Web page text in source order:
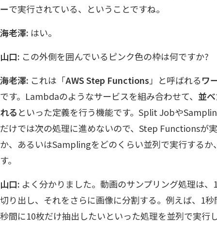
ーで実行されている、ということですね。
海老澤: はい。
山口: この外側を囲んでいるピンク色の枠は何ですか?
海老澤: これは「AWS Step Functions 」と呼ばれるワ
です。Lambdaのようなサービスを組み合わせて、 並
れるといった定義を行う機能です。Split Jobや
だけでは次の処理に進めないので、Step Functionsが
か、あるいはSamplingをどのくらい並列で実行する
す。
山口: よく分かりました。動画のサンプリング処理は
切り出し、それをさらに画像に分割する。例えば、1
秒間に10枚だけ抽出したいといった処理を並列で実行